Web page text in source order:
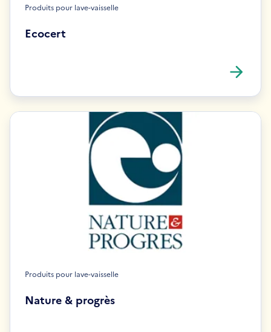
Produits pour lave-vaisselle
Ecocert
Produits pour lave-vaisselle
Nature & progrès